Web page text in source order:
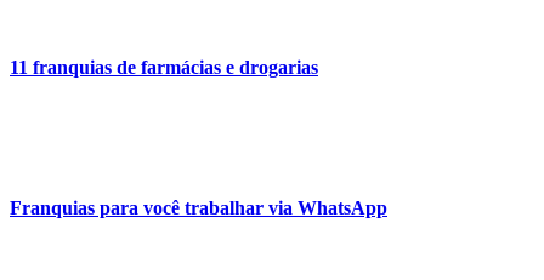
11 franquias de farmácias e drogarias
Franquias para você trabalhar via WhatsApp